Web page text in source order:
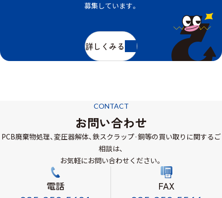
募集しています。
詳しくみる
CONTACT
お問い合わせ
PCB廃棄物処理、変圧器解体、鉄スクラップ·銅等の買い取りに関するご
相談は、
お気軽にお問い合わせください。
電話 FAX